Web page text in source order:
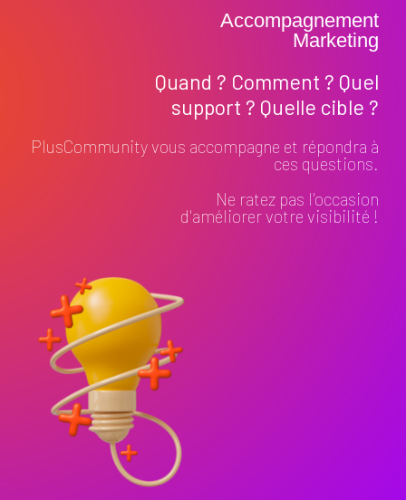
Accompagnement
Marketing
Quand ? Comment ? Quel
support ? Quelle cible ?
PlusCommunity vous accompagne et répondra à
ces questions.
Ne ratez pas l'occasion
d'améliorer votre visibilité !